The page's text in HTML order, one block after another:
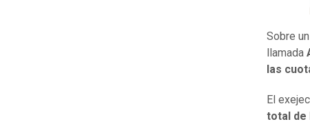
Sobre
llamada
las
El
total de